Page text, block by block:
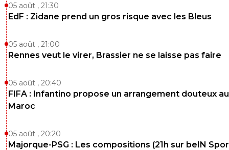
05 août , 21:30
EdF : Zidane prend un gros risque avec les Bleus
05 août , 21:00
Rennes veut le virer, Brassier ne se laisse pas faire
05 août , 20:40
FIFA : Infantino propose un arrangement douteux au
Maroc
05 août , 20:20
Majorque-PSG : Les compositions (21h sur beIN